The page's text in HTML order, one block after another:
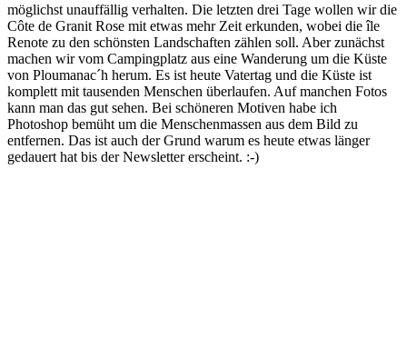
möglichst unauffällig verhalten. Die letzten drei Tage wollen wir die
Côte de Granit Rose mit etwas mehr Zeit erkunden, wobei die île
Renote zu den schönsten Landschaften zählen soll. Aber zunächst
machen wir vom Campingplatz aus eine Wanderung um die Küste
von Ploumanac´h herum. Es ist heute Vatertag und die Küste ist
komplett mit tausenden Menschen überlaufen. Auf manchen Fotos
kann man das gut sehen. Bei schöneren Motiven habe ich
Photoshop bemüht um die Menschenmassen aus dem Bild zu
entfernen. Das ist auch der Grund warum es heute etwas länger
gedauert hat bis der Newsletter erscheint. :-)